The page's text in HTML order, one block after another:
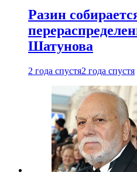
Разин
Шатунова
2 года спустя2 года спустя